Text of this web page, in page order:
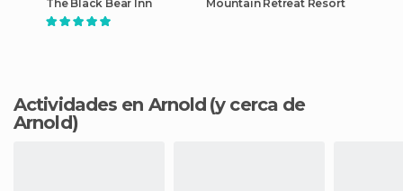
The Black Bear Inn
Mountain Retreat Resort
Actividades en Arnold (y cerca de
Arnold)